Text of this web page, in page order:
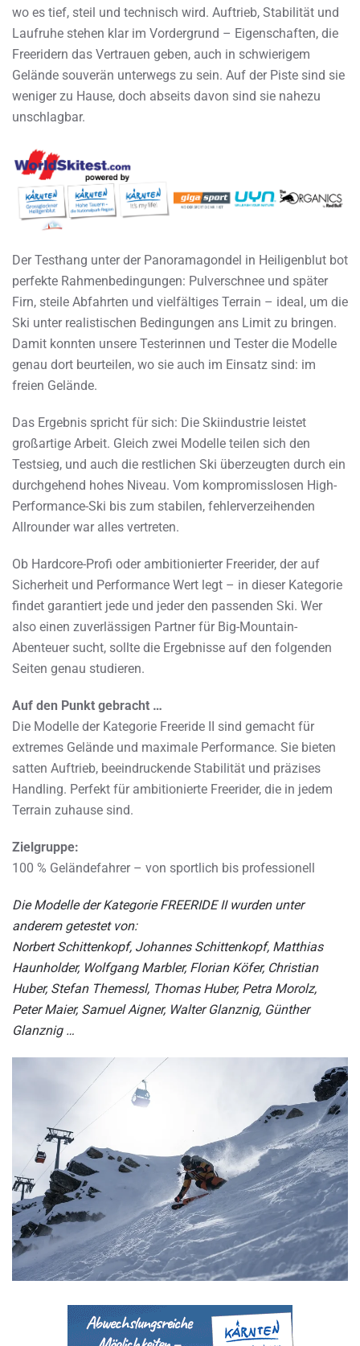
wo es tief, steil und technisch wird. Auftrieb, Stabilität und
Laufruhe stehen klar im Vordergrund – Eigenschaften, die
Freeridern das Vertrauen geben, auch in schwierigem
Gelände souverän unterwegs zu sein. Auf der Piste sind sie
weniger zu Hause, doch abseits davon sind sie nahezu
unschlagbar.
Der Testhang unter der Panoramagondel in Heiligenblut bot
perfekte Rahmenbedingungen: Pulverschnee und später
Firn, steile Abfahrten und vielfältiges Terrain – ideal, um die
Ski unter realistischen Bedingungen ans Limit zu bringen.
Damit konnten unsere Testerinnen und Tester die Modelle
genau dort beurteilen, wo sie auch im Einsatz sind: im
freien Gelände.
Das Ergebnis spricht für sich: Die Skiindustrie leistet
großartige Arbeit. Gleich zwei Modelle teilen sich den
Testsieg, und auch die restlichen Ski überzeugten durch ein
durchgehend hohes Niveau. Vom kompromisslosen High-
Performance-Ski bis zum stabilen, fehlerverzeihenden
Allrounder war alles vertreten.
Ob Hardcore-Profi oder ambitionierter Freerider, der auf
Sicherheit und Performance Wert legt – in dieser Kategorie
findet garantiert jede und jeder den passenden Ski. Wer
also einen zuverlässigen Partner für Big-Mountain-
Abenteuer sucht, sollte die Ergebnisse auf den folgenden
Seiten genau studieren.
Auf den Punkt gebracht …
Die Modelle der Kategorie Freeride II sind gemacht für
extremes Gelände und maximale Performance. Sie bieten
satten Auftrieb, beeindruckende Stabilität und präzises
Handling. Perfekt für ambitionierte Freerider, die in jedem
Terrain zuhause sind.
Zielgruppe:
100 % Geländefahrer – von sportlich bis professionell
Die Modelle der Kategorie FREERIDE II wurden unter
anderem getestet von:
Norbert Schittenkopf, Johannes Schittenkopf, Matthias
Haunholder, Wolfgang Marbler, Florian Köfer, Christian
Huber, Stefan Themessl, Thomas Huber, Petra Morolz,
Peter Maier, Samuel Aigner, Walter Glanznig, Günther
Glanznig …